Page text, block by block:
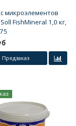
микроэлементов
FishMineral 1,0 кг,
Предзаказ